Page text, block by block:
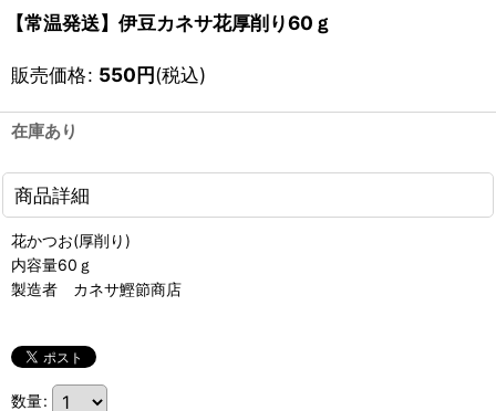
【常温発送】伊豆カネサ花厚削り60ｇ
販売価格: 550円(税込)
在庫あり
商品詳細
花かつお(厚削り)
内容量60ｇ
製造者 カネサ鰹節商店
数量: